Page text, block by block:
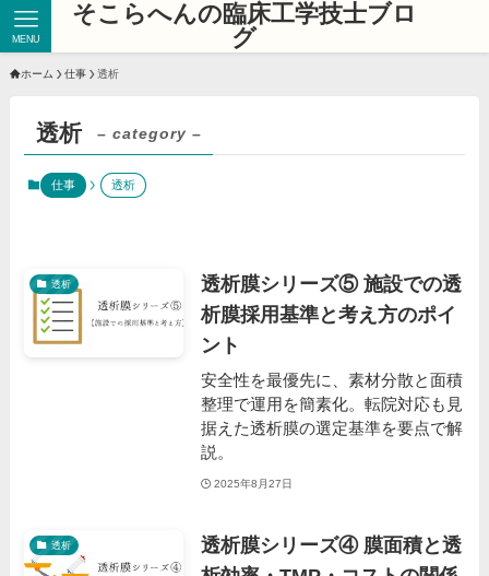
そこらへんの臨床工学技士ブロ
グ
MENU
ホーム 仕事 透析
透析 – category –
仕事 透析
透析
透析膜シリーズ⑤ 施設での透
析膜採用基準と考え方のポイ
ント
安全性を最優先に、素材分散と面積
整理で運用を簡素化。転院対応も見
据えた透析膜の選定基準を要点で解
説。
2025年8月27日
透析
透析膜シリーズ④ 膜面積と透